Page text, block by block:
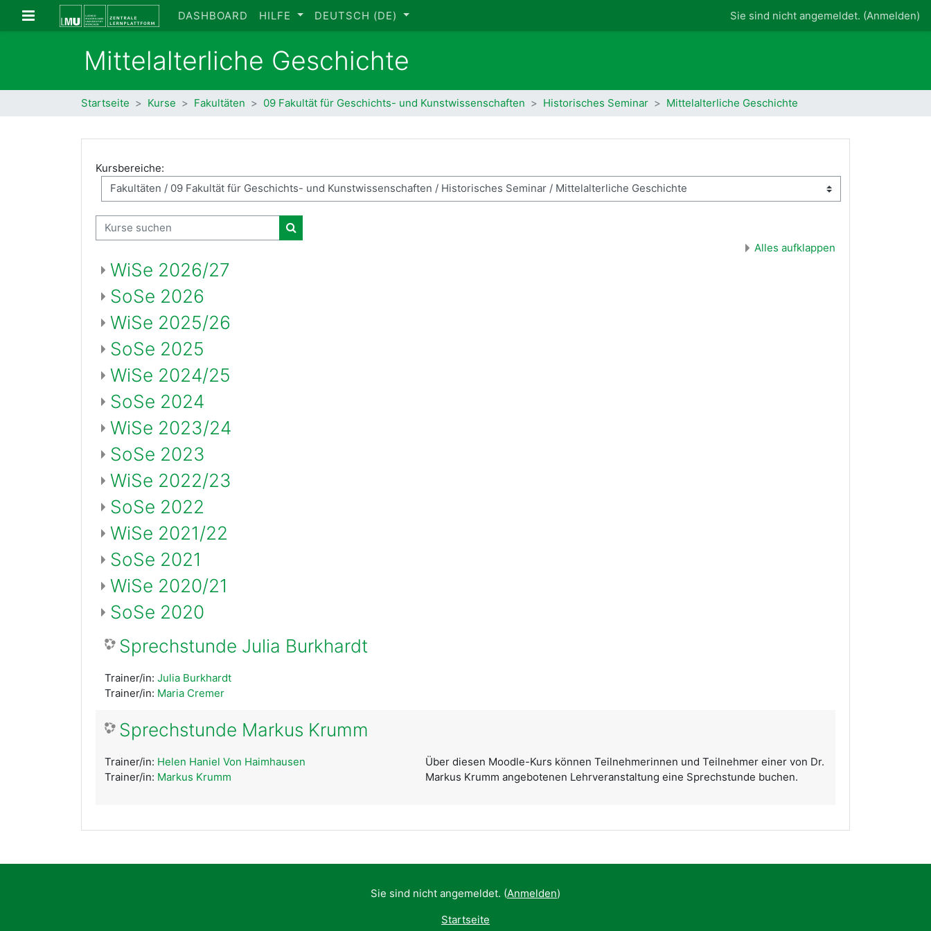
Zum Hauptinhalt
Website-Übersicht DASHBOARD HILFE DEUTSCH ‎(DE)‎ Sie sind nicht angemeldet. (Anmelden)
Mittelalterliche Geschichte
Startseite Kurse Fakultäten 09 Fakultät für Geschichts- und Kunstwissenschaften Historisches Seminar Mittelalterliche Geschichte
Kursbereiche:
Kurse suchen
Kurse suchen Alles aufklappen
WiSe 2026/27
SoSe 2026
WiSe 2025/26
SoSe 2025
WiSe 2024/25
SoSe 2024
WiSe 2023/24
SoSe 2023
WiSe 2022/23
SoSe 2022
WiSe 2021/22
SoSe 2021
WiSe 2020/21
SoSe 2020
Sprechstunde Julia Burkhardt
Trainer/in: Julia Burkhardt
Trainer/in: Maria Cremer
Sprechstunde Markus Krumm
Über diesen Moodle-Kurs können Teilnehmerinnen und Teilnehmer einer von Dr.
Markus Krumm angebotenen Lehrveranstaltung eine Sprechstunde buchen.
Trainer/in: Helen Haniel Von Haimhausen
Trainer/in: Markus Krumm
Sie sind nicht angemeldet. (Anmelden)
Startseite